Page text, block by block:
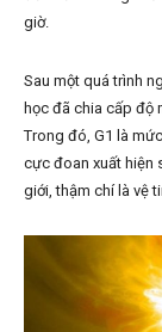
giờ.
Sau một quá trình
học đã chia cấp độ
Trong đó, G1 là
cực đoan xuất hiện
giới, thậm chí là vệ